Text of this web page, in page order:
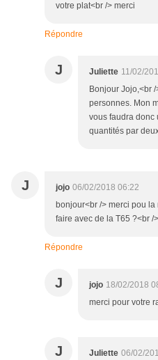
votre plat<br /> merci
Répondre
J Juliette 11/02/
Bonjour Jojo,<br
personnes. Mon
vous faudra donc
quantités par
J jojo 06/02/2018 06:22
bonjour<br /> merci pou
faire avec de la T65 ?<br /
Répondre
J jojo 18/02/2018
merci pour votre
J Juliette 06/02/